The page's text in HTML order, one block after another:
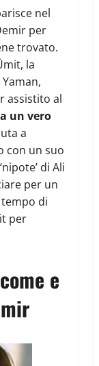
nel
per
trovato.
la
assistito al
un vero
a
con un suo
di Ali
per un
tempo di
per
e